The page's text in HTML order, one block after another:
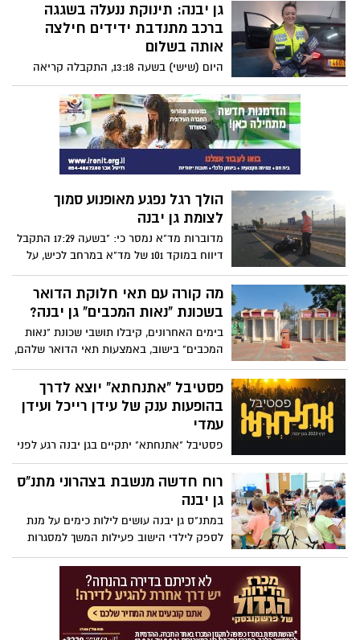
הבינלאומית כשמייסדי המותג העולמי חברת
REUZEL הגיעו לישראל מהולנד היישר
למושבה הקטנה בדרום לביקור יוצא דופן . מי
שופ בקניון פרנדלי בגן יבנה והוא נבחר לקבל
ביקור מבין הברברשופים המובילים בארץ
גן יבנה: תינוקת ננעלה בשגגה
ברכב מתנדבת ידידים חילצה
אותה בשלום
היום (שישי) בשעה 13:18, התקבלה קריאה
במוקד ידידים אודות תינוקת כבת 3 חודשים
שננעלה בשגגה ברכב לעיני אמה, ברחוב
המגינים בגן יבנה
הולך רגל נפגע מאופנוע סמוך
לצומת גן יבנה
מדוברות מד"א נמסר כי: "בשעה 17:29 התקבל
דיווח במוקד 101 של מד"א במרחב לכיש, על
הולך רגל שנפגע מאופנוע בכביש 4 לכיוון דרום
סמוך לצומת גן יבנה"
מה קורה עם תאי חלוקת הדואר
בשכונת "נאות המכבים" גן יבנה?
בימים האחרונים, קיבלו תושבי שכונת "נאות
המכבים" בישוב, באמצעות תאי הדואר שלהם,
מכתב לאקוני, מדואר ישראל, המודיע להם כי
עומדים לחדש את תאי חלוקת הדואר במרכז
החלוקה השכונתי. חידוש זה טוב, תושבי
השכונה מסכימים, ושואלים באותה הנשימה,
אז מדוע צריכים לשנות להם את מספרי תאי
הדואר?
פסטיבל "אתנחתא" יוצא לדרך
בהופעות ענק של עידן רייכל ועידן
עמדי
פסטיבל "אתנחתא" יתקיים בגן יבנה רגע לפני
שהקיץ נגמר ויכלול יומיים של הופעות וחגיגות
במחירים מסובסדים לתושבי גן יבנה. פסטיבל
"אתנחתא" מוכר בשל האווירה המיוחדת שלו,
כאשר הקהל מביא מחצלות וכסאות ומגיע
בהרכב משפחתי. השנה יתווספו דוכני אוכל
מיוחדים, דוכני בירה, אזור ישיבה עם שולחנות
בר ועוד. לפרטים>>>
רוח חדשה מנשבת בצהרוני מתנ"ס
גן יבנה
במתנ"ס גן יבנה עושים לילות כימים על מנת
לספק לילדי הישוב פעילות המשך למסגרות
הבוקר ששומרת על רצף חינוכי, פדגוגי וערכי
והופכת את שעות הצהריים לחוויה מהנה,
מלמדת ובעיקר - מלאה בחום ואהבה